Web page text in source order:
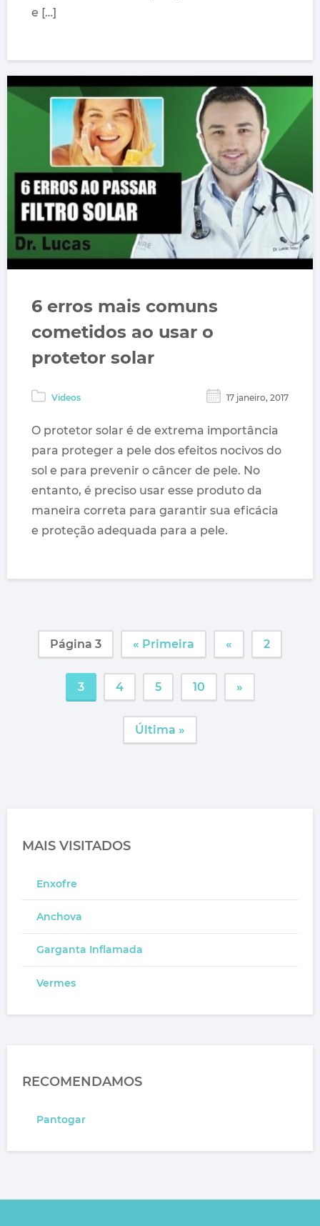
e […]
6 erros mais comuns
cometidos ao usar o
protetor solar
Videos 17 janeiro, 2017
O protetor solar é de extrema importância
para proteger a pele dos efeitos nocivos do
sol e para prevenir o câncer de pele. No
entanto, é preciso usar esse produto da
maneira correta para garantir sua eficácia
e proteção adequada para a pele.
Página 3 « Primeira « 2
3 4 5 10 »
Última »
MAIS VISITADOS
Enxofre
Anchova
Garganta Inflamada
Vermes
RECOMENDAMOS
Pantogar